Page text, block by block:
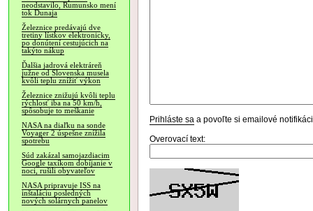
neodstavilo, Rumunsko mení
tok Dunaja
Železnice predávajú dve
tretiny lístkov elektronicky,
po donútení cestujúcich na
takýto nákup
Ďalšia jadrová elektráreň
južne od Slovenska musela
kvôli teplu znížiť výkon
Železnice znižujú kvôli teplu
rýchlosť iba na 50 km/h,
spôsobuje to meškanie
NASA na diaľku na sonde
Voyager 2 úspešne znížila
spotrebu
Súd zakázal samojazdiacim
Google taxíkom dobíjanie v
noci, rušili obyvateľov
NASA pripravuje ISS na
inštaláciu posledných
nových solárnych panelov
Prihláste sa a povoľte si emailové
Overovací text: